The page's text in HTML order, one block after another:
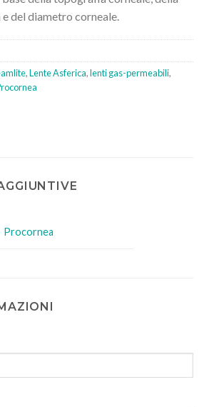
del diametro corneale.
,Lente Asferica,lenti gas-permeabili,
Procornea